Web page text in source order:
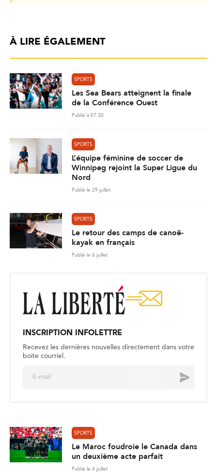
À LIRE ÉGALEMENT
SPORTS
Les Sea Bears atteignent la finale
de la Conférence Ouest
Publié à 07:30
SPORTS
L’équipe féminine de soccer de
Winnipeg rejoint la Super Ligue du
Nord
Publié le 29 juillet
SPORTS
Le retour des camps de canoë-
kayak en français
Publié le 6 juillet
INSCRIPTION INFOLETTRE
Recevez les dernières nouvelles directement dans votre
boite courriel.
Envoyer
SPORTS
Le Maroc foudroie le Canada dans
un deuxième acte parfait
Publié le 4 juillet